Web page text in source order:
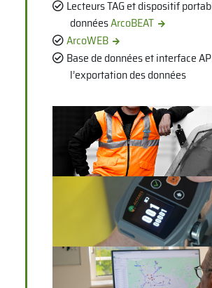
Lecteurs TAG et dispositif
donnéesArcoBEAT
ArcoWEB
Base de données et interface
l’exportation des données